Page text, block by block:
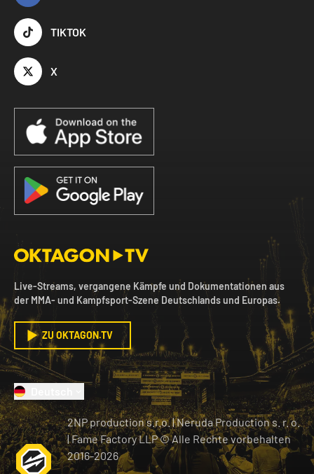
TIKTOK
X
Live-Streams, vergangene Kämpfe und Dokumentationen aus
der MMA- und Kampfsport-Szene Deutschlands und Europas.
ZU OKTAGON.TV
2NP production s.r.o.|Neruda Production s. r. o.
| Fame Factory LLP © Alle Rechte vorbehalten
2016-2026